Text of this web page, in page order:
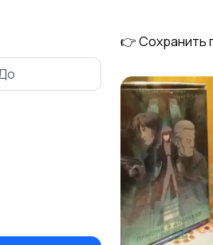
👉 Сохранить